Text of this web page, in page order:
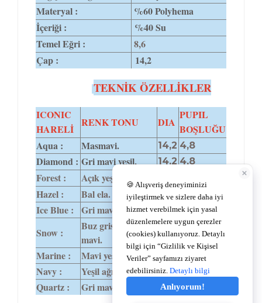
Materyal :
%60 Polyhema
İçeriği :
%40 Su
Temel Eğri :
8,6
Çap :
14,2
TEKNİK ÖZELLİKLER
ICONIC
HARELİ
RENK TONU DIA
PUPIL
BOŞLUĞU
Aqua :
Masmavi. 14,2 4,8
Diamond : Gri mavi yeşil. 14,2 4,8
Forest : Açık yeşil.
Hazel : Bal ela. 14,2 4,9
Ice Blue : Gri mavi. 14,2 4,8
Snow :
Buz grisi,hafif
mavi.
14,0 5,0
Marine : Mavi yeşil. 14,2 4,9
Navy : Yeşil ağırlıklı mavi. 14,05,0
Quartz : Gri mavi yeşil. 14,2 4,9